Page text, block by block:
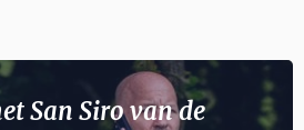
San Siro van de